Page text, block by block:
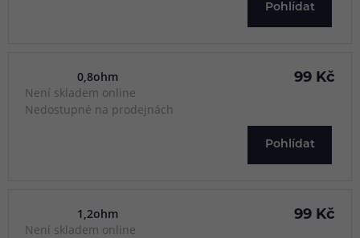
Pohlídat
0,8ohm
Není skladem online
Nedostupné na prodejnách
99 Kč
Pohlídat
1,2ohm
Není skladem online
99 Kč